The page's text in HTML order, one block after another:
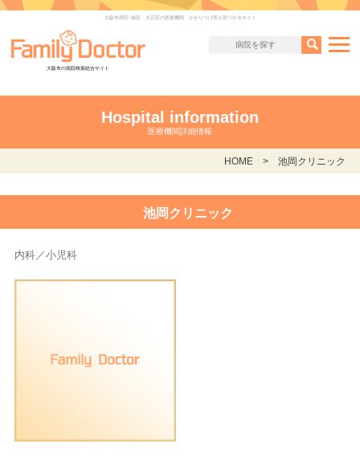
大阪市西区･港区・大正区の医療機関 かかりつけ医が見つかるサイト
大阪市の病院検索総合サイト
Hospital information
医療機関詳細情報
HOME 池岡クリニック
池岡クリニック
内科／小児科